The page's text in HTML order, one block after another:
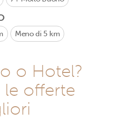
Meno di 5 km
o Hotel?
le offerte